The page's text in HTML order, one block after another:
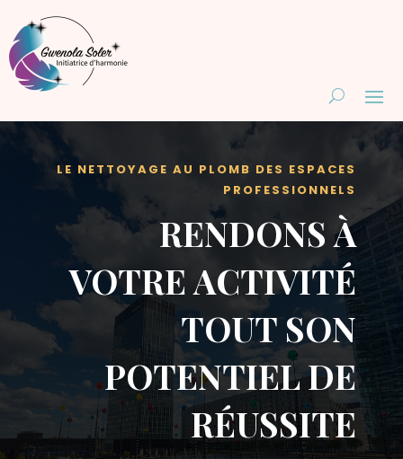
LE NETTOYAGE AU PLOMB DES ESPACES
PROFESSIONNELS
RENDONS À
VOTRE ACTIVITÉ
TOUT SON
POTENTIEL DE
RÉUSSITE